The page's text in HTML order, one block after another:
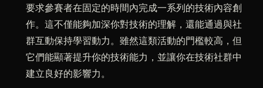
要求參賽者在固定的時間內完成一系列的技術內容創
作。這不僅能夠加深你對技術的理解，還能通過與社
群互動保持學習動力。雖然這類活動的門檻較高，但
它們能顯著提升你的技術能力，並讓你在技術社群中
建立良好的影響力。